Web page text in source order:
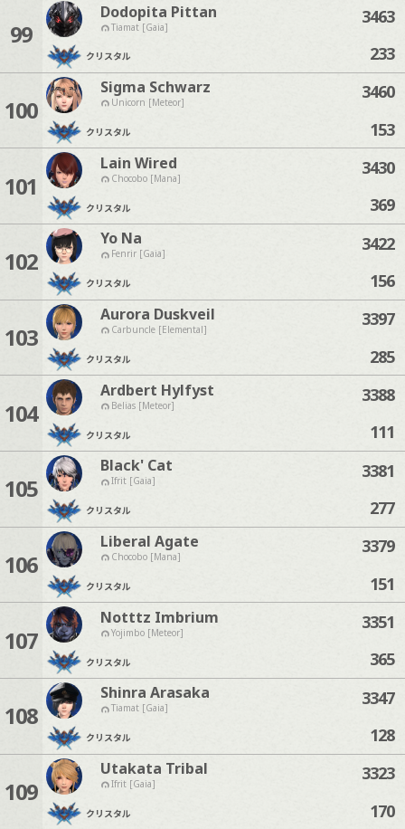
99
Dodopita Pittan
Tiamat [Gaia]
クリスタル
3463
233
100
Sigma Schwarz
Unicorn [Meteor]
クリスタル
3460
153
101
Lain Wired
Chocobo [Mana]
クリスタル
3430
369
102
Yo Na
Fenrir [Gaia]
クリスタル
3422
156
103
Aurora Duskveil
Carbuncle [Elemental]
クリスタル
3397
285
104
Ardbert Hylfyst
Belias [Meteor]
クリスタル
3388
111
105
Black' Cat
Ifrit [Gaia]
クリスタル
3381
277
106
Liberal Agate
Chocobo [Mana]
クリスタル
3379
151
107
Notttz Imbrium
Yojimbo [Meteor]
クリスタル
3351
365
108
Shinra Arasaka
Tiamat [Gaia]
クリスタル
3347
128
109
Utakata Tribal
Ifrit [Gaia]
クリスタル
3323
170